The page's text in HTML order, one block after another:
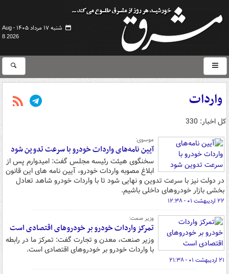
شنبه ۱۷ مرداد ۱۴۰۵ -
Aug
8 2026
واردات
کل اخبار: 330
موسوی:
آیین نامه‌های واردات خودرو با سرعت تدوین شود
سخنگوی هیئت رئیسه مجلس گفت: امیدوارم پس از
ابلاغ مصوبه واردات خودرو، آیین نامه های این قانون
در دولت نیز با سرعت تدوین و نهایی شود تا با واردات خودرو شاهد تعادل
بخشی بازار خودروهای داخلی باشیم.
۲۲ اردیبهشت ۰۱ - ۱۲:۳۸
وزیر صمت:
تمرکز واردات خودرو بر خودروهای اقتصادی است
وزیر صنعت، معدن و تجارت گفت: تمرکز ما در رابطه
با واردات خودرو بر خودروهای اقتصادی است.
۲۱ اردیبهشت ۰۱ - ۲۱:۳۸